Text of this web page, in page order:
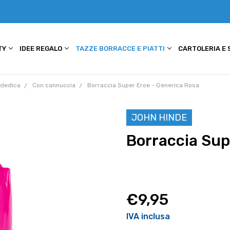
IDEE REGALO TAZZE BORRACCE E PIATTI CARTOLERIA E
Con cannuccia Borraccia Super Eroe - Generica Rosa
JOHN HINDE
Borraccia
€9,95
IVA inclusa